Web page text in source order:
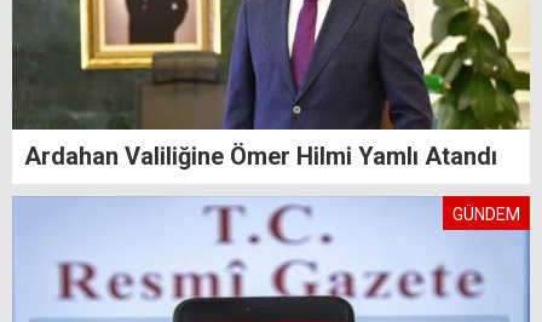
Ardahan Valiliğine Ömer Hilmi Yamlı Atandı
GÜNDEM